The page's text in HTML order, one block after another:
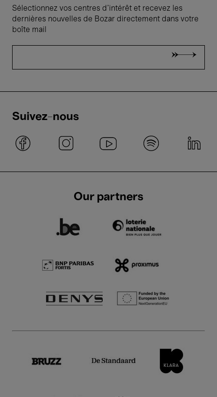
Sélectionnez vos centres d'intérêt et recevez les
dernières nouvelles de Bozar directement dans votre
boîte mail
Suivez-nous
Our partners